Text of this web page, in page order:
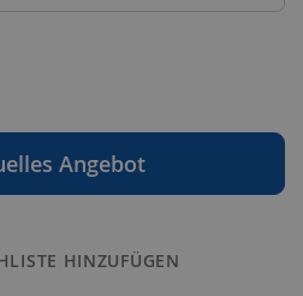
Angebot
HINZUFÜGEN